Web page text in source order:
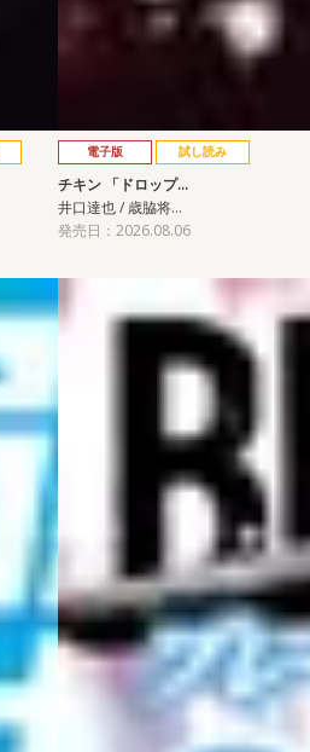
電子版 試し読み
チキン 「ドロップ…
井口達也 / 歳脇将…
発売日：2026.08.06